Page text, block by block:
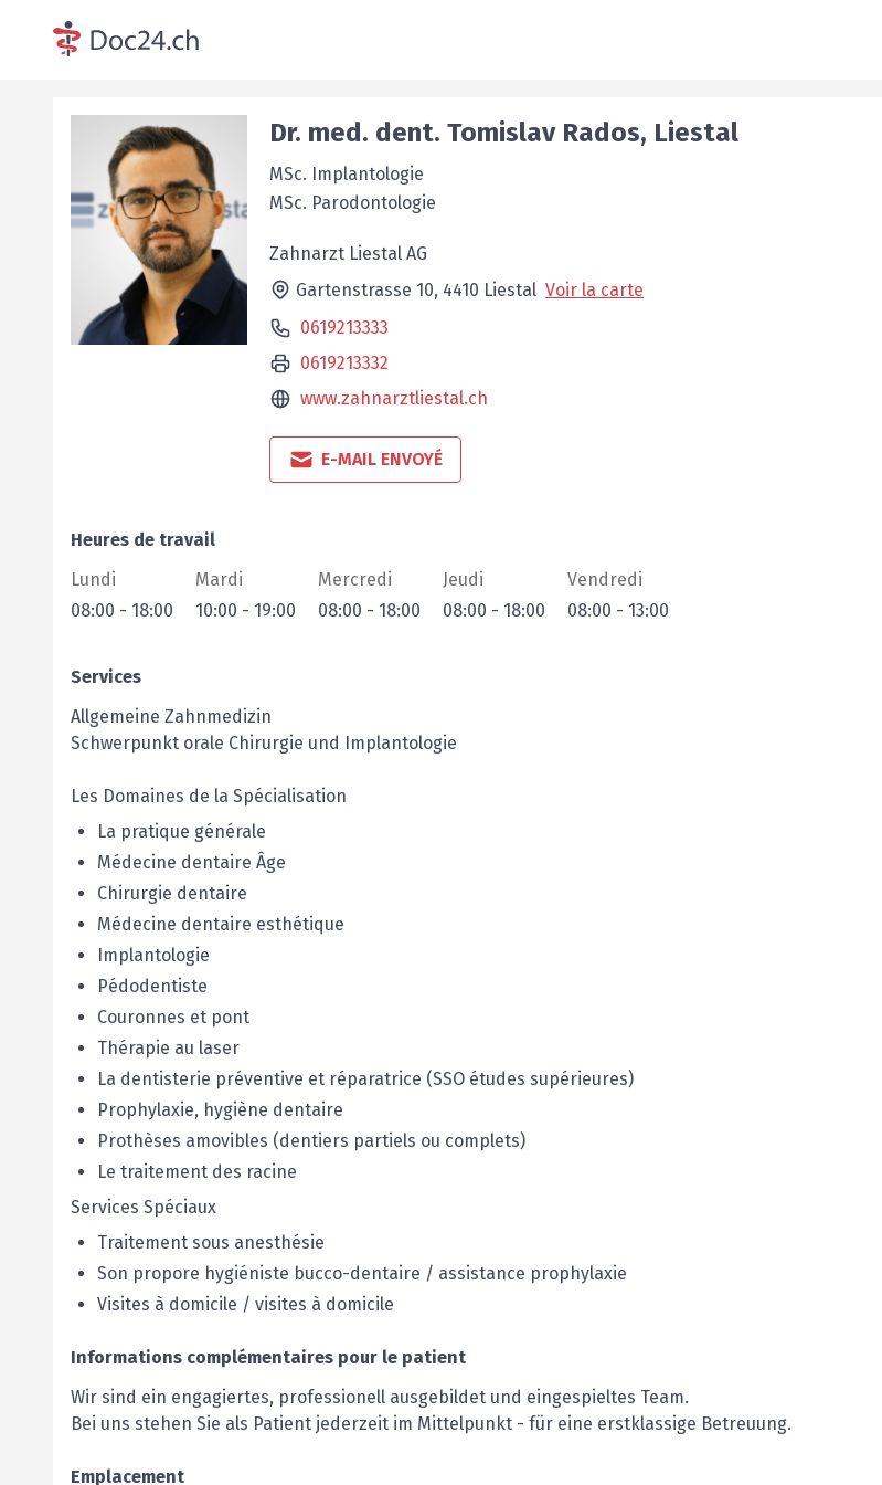
Dr. med. dent. Tomislav Rados, Liestal
MSc. Implantologie
MSc. Parodontologie
Zahnarzt Liestal AG
Gartenstrasse 10, 4410 Liestal Voir la carte
0619213333
0619213332
www.zahnarztliestal.ch
E-MAIL ENVOYÉ
Heures de travail
Lundi
08:00 - 18:00
Mardi
10:00 - 19:00
Mercredi
08:00 - 18:00
Jeudi
08:00 - 18:00
Vendredi
08:00 - 13:00
Services
Allgemeine Zahnmedizin
Schwerpunkt orale Chirurgie und Implantologie
Les Domaines de la Spécialisation
La pratique générale
Médecine dentaire Âge
Chirurgie dentaire
Médecine dentaire esthétique
Implantologie
Pédodentiste
Couronnes et pont
Thérapie au laser
La dentisterie préventive et réparatrice (SSO études supérieures)
Prophylaxie, hygiène dentaire
Prothèses amovibles (dentiers partiels ou complets)
Le traitement des racine
Services Spéciaux
Traitement sous anesthésie
Son propore hygiéniste bucco-dentaire / assistance prophylaxie
Visites à domicile / visites à domicile
Informations complémentaires pour le patient
Wir sind ein engagiertes, professionell ausgebildet und eingespieltes Team.
Bei uns stehen Sie als Patient jederzeit im Mittelpunkt - für eine erstklassige Betreuung.
Emplacement